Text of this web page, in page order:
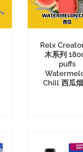
Relx
木系列
puffs
Chill 西瓜